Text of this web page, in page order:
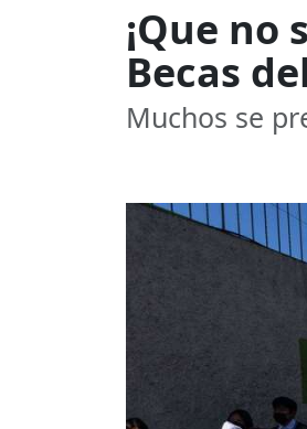
¡Que no
Becas
Muchos se